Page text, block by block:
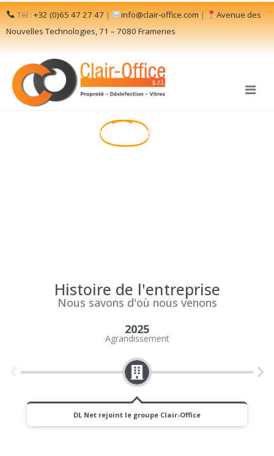
Tél :+32 (0)65 47 27 47| info@clair-office.com|
Avenue des
Nouvelles Technologies, 71 – 7080 Frameries
50 ans d’héritage de propreté
Un avenir s’offre à nous!
Histoire de l'entreprise
Nous savons d'où nous venons
2025
Agrandissement
DL Net rejoint le groupe Clair-Office